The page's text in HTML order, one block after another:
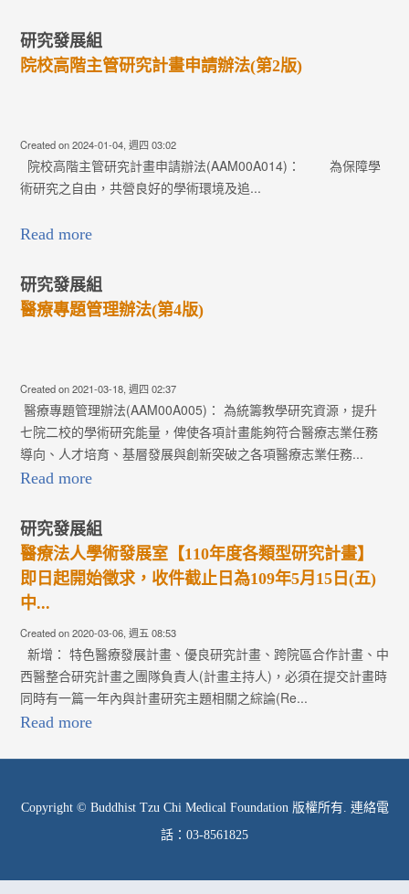
研究發展組
院校高階主管研究計畫申請辦法(第2版)
Created on 2024-01-04, 週四 03:02
院校高階主管研究計畫申請辦法(AAM00A014)： 為保障學
術研究之自由，共營良好的學術環境及追...
Read more
研究發展組
醫療專題管理辦法(第4版)
Created on 2021-03-18, 週四 02:37
醫療專題管理辦法(AAM00A005)： 為統籌教學研究資源，提升
七院二校的學術研究能量，俾使各項計畫能夠符合醫療志業任務
導向、人才培育、基層發展與創新突破之各項醫療志業任務...
Read more
研究發展組
醫療法人學術發展室【110年度各類型研究計畫】
即日起開始徵求，收件截止日為109年5月15日(五)
中...
Created on 2020-03-06, 週五 08:53
新增： 特色醫療發展計畫、優良研究計畫、跨院區合作計畫、中
西醫整合研究計畫之團隊負責人(計畫主持人)，必須在提交計畫時
同時有一篇一年內與計畫研究主題相關之綜論(Re...
Read more
Copyright © Buddhist Tzu Chi Medical Foundation 版權所有. 連絡電
話：03-8561825